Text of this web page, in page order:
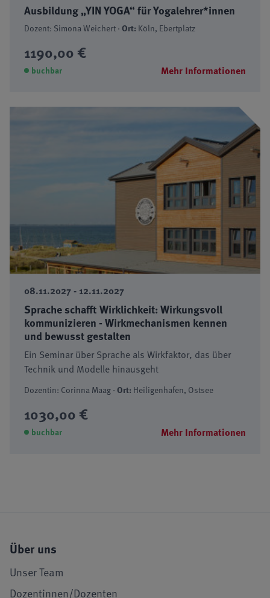
Ausbildung „YIN YOGA“ für Yogalehrer*innen
Dozent: Simona Weichert ·Ort: Köln, Ebertplatz
1190,00 €
buchbar Mehr Informationen
08.11.2027 - 12.11.2027
Sprache schafft Wirklichkeit: Wirkungsvoll
kommunizieren - Wirkmechanismen kennen
und bewusst gestalten
Ein Seminar über Sprache als Wirkfaktor, das über
Technik und Modelle hinausgeht
Dozentin: Corinna Maag ·Ort: Heiligenhafen, Ostsee
1030,00 €
buchbar Mehr Informationen
Über uns
Unser Team
Dozentinnen/Dozenten